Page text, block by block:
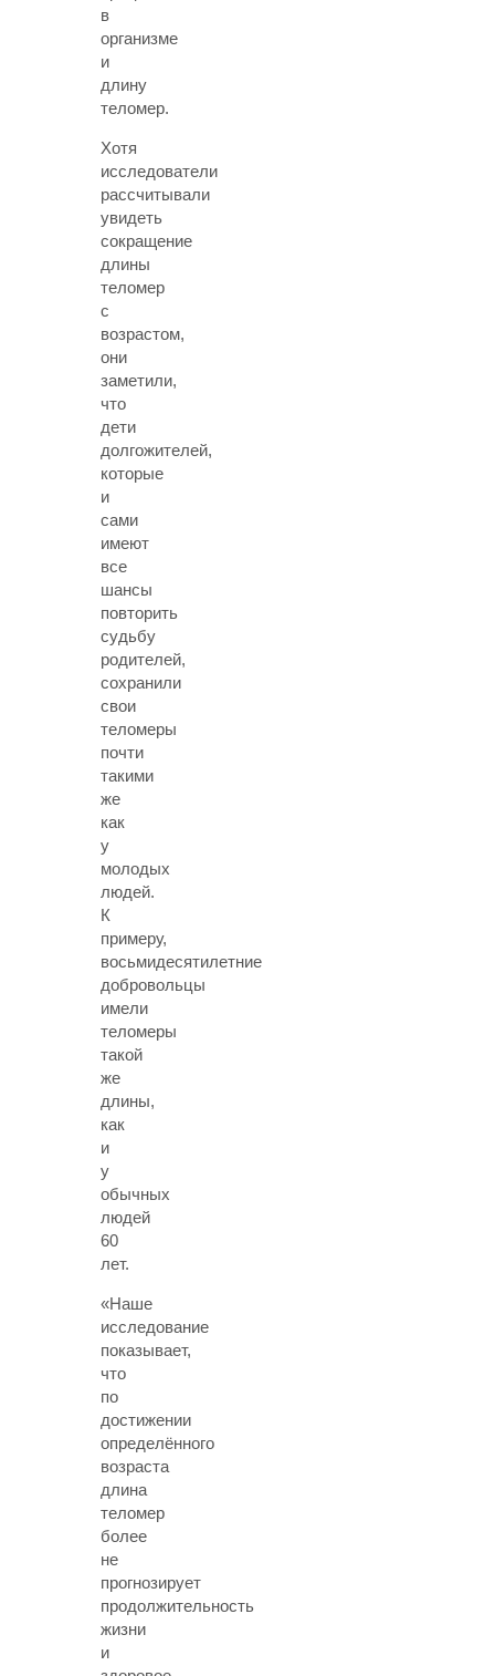
в
организме
и
длину
теломер.
Хотя
исследователи
рассчитывали
увидеть
сокращение
длины
теломер
с
возрастом,
они
заметили,
что
дети
долгожителей,
которые
и
сами
имеют
все
шансы
повторить
судьбу
родителей,
сохранили
свои
теломеры
почти
такими
же
как
у
молодых
людей.
К
примеру,
восьмидесятилетние
добровольцы
имели
теломеры
такой
же
длины,
как
и
у
обычных
людей
60
лет.
«Наше
исследование
показывает,
что
по
достижении
определённого
возраста
длина
теломер
более
не
прогнозирует
продолжительность
жизни
и